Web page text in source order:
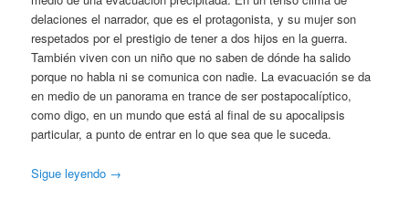
delaciones el narrador, que es el protagonista, y su mujer son
respetados por el prestigio de tener a dos hijos en la guerra.
También viven con un niño que no saben de dónde ha salido
porque no habla ni se comunica con nadie. La evacuación se da
en medio de un panorama en trance de ser postapocalíptico,
como digo, en un mundo que está al final de su apocalipsis
particular, a punto de entrar en lo que sea que le suceda.
Sigue leyendo →